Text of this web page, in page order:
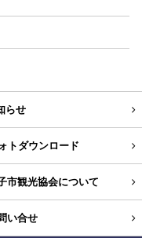
らせ
トダウンロード
市観光協会について
い合せ